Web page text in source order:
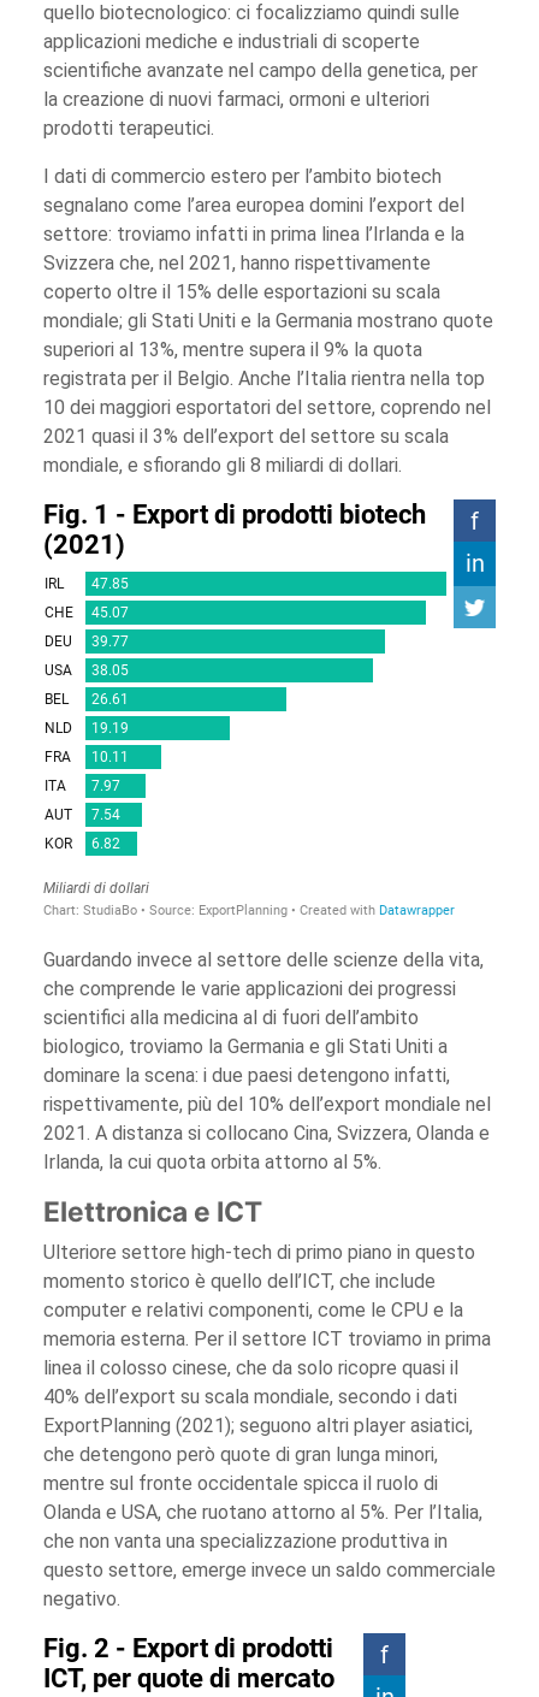
quello biotecnologico: ci focalizziamo quindi sulle
applicazioni mediche e industriali di scoperte
scientifiche avanzate nel campo della genetica, per
la creazione di nuovi farmaci, ormoni e ulteriori
prodotti terapeutici.
I dati di commercio estero per l’ambito biotech
segnalano come l’area europea domini l’export del
settore: troviamo infatti in prima linea l’Irlanda e la
Svizzera che, nel 2021, hanno rispettivamente
coperto oltre il 15% delle esportazioni su scala
mondiale; gli Stati Uniti e la Germania mostrano quote
superiori al 13%, mentre supera il 9% la quota
registrata per il Belgio. Anche l’Italia rientra nella top
10 dei maggiori esportatori del settore, coprendo nel
2021 quasi il 3% dell’export del settore su scala
mondiale, e sfiorando gli 8 miliardi di dollari.
Guardando invece al settore delle scienze della vita,
che comprende le varie applicazioni dei progressi
scientifici alla medicina al di fuori dell’ambito
biologico, troviamo la Germania e gli Stati Uniti a
dominare la scena: i due paesi detengono infatti,
rispettivamente, più del 10% dell’export mondiale nel
2021. A distanza si collocano Cina, Svizzera, Olanda e
Irlanda, la cui quota orbita attorno al 5%.
Elettronica e ICT
Ulteriore settore high-tech di primo piano in questo
momento storico è quello dell’ICT, che include
computer e relativi componenti, come le CPU e la
memoria esterna. Per il settore ICT troviamo in prima
linea il colosso cinese, che da solo ricopre quasi il
40% dell’export su scala mondiale, secondo i dati
ExportPlanning (2021); seguono altri player asiatici,
che detengono però quote di gran lunga minori,
mentre sul fronte occidentale spicca il ruolo di
Olanda e USA, che ruotano attorno al 5%. Per l’Italia,
che non vanta una specializzazione produttiva in
questo settore, emerge invece un saldo commerciale
negativo.